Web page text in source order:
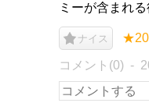
ミーが含まれ
ナイス ★20
コメント(0)